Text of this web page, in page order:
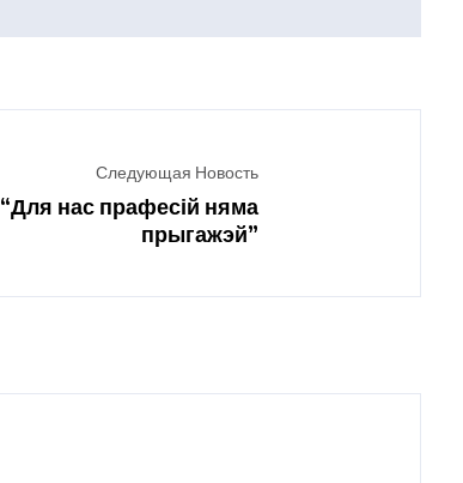
Следующая Новость
“Для нас прафесій няма
прыгажэй”